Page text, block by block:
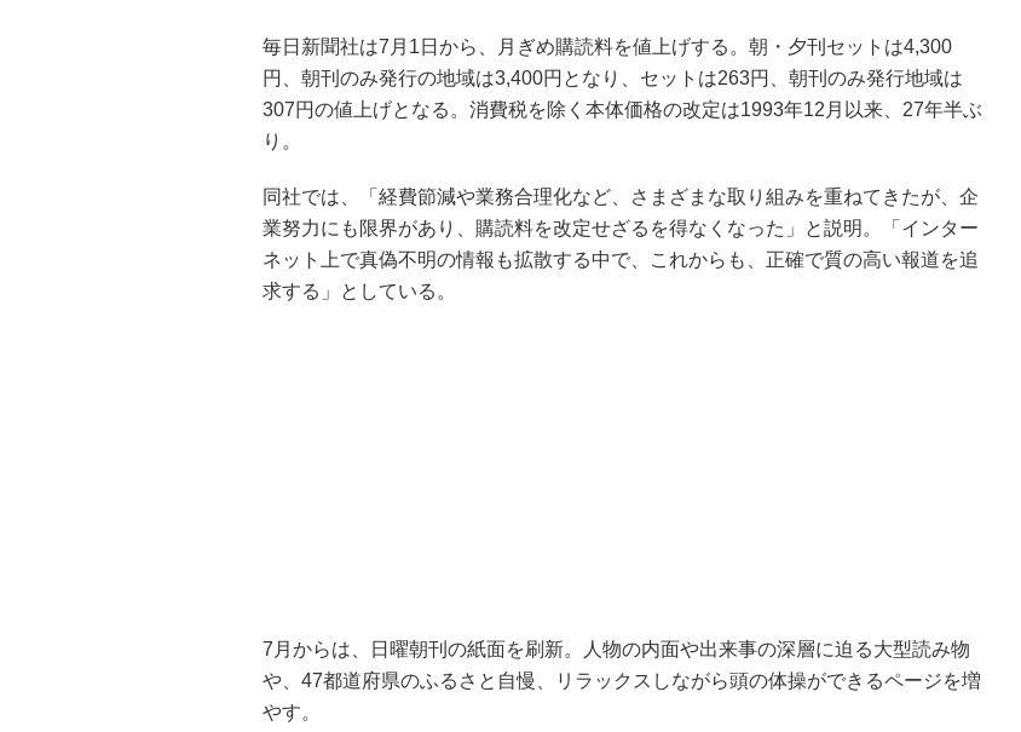
毎日新聞社は7月1日から、月ぎめ購読料を値上げする。朝・夕刊セットは4,300
円、朝刊のみ発行の地域は3,400円となり、セットは263円、朝刊のみ発行地域は
307円の値上げとなる。消費税を除く本体価格の改定は1993年12月以来、27年半ぶ
り。
同社では、「経費節減や業務合理化など、さまざまな取り組みを重ねてきたが、企
業努力にも限界があり、購読料を改定せざるを得なくなった」と説明。「インター
ネット上で真偽不明の情報も拡散する中で、これからも、正確で質の高い報道を追
求する」としている。
7月からは、日曜朝刊の紙面を刷新。人物の内面や出来事の深層に迫る大型読み物
や、47都道府県のふるさと自慢、リラックスしながら頭の体操ができるページを増
やす。